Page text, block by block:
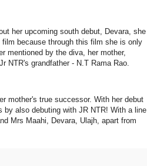
her upcoming south debut, Devara, she
because through this film she is only
mentioned by the diva, her mother,
NTR's grandfather - N.T Rama Rao.
mother's true successor. With her debut
also debuting with JR NTR! With a line
Mrs Maahi, Devara, Ulajh, apart from